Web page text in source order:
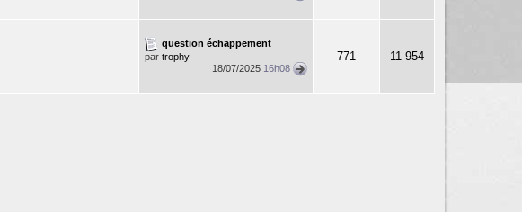
question échappement
par trophy
18/07/2025 16h08
771 11 954